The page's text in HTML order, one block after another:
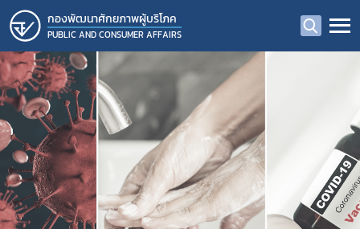
กองพัฒนาศักยภาพผู้บริโภค
PUBLIC AND CONSUMER AFFAIRS